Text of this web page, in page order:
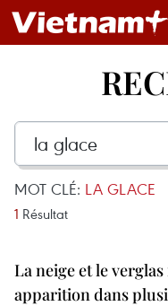
MOT CLÉ: LA GLACE
1 Résultat
La neige et le
apparition dans